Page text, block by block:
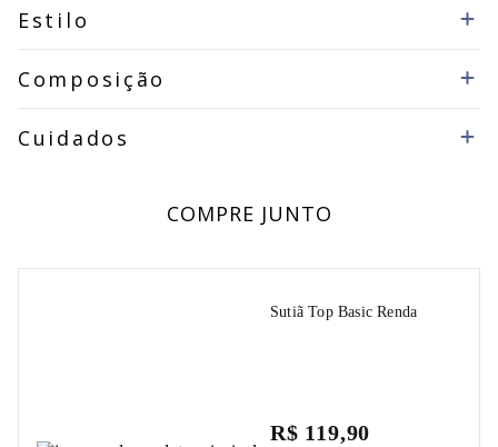
Estilo
Composição
Cuidados
COMPRE JUNTO
Sutiã Top Basic Renda
R$ 119,90